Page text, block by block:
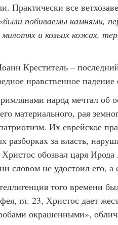
Практически все
были побиваемы камнями,
и козьих кожах,
Креститель –
нравственное падение
народ мечтал об
материального, рая
Их еврейское
разборках за власть,
обозвал царя
словом не удостоил его,
того времени
гл. 23, Христос дает
окрашенными»,